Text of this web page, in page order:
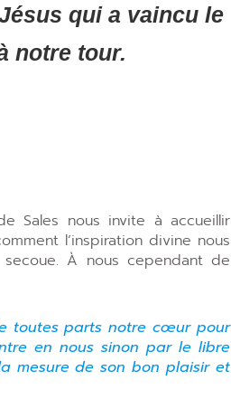
qui a vaincu le
notre tour.
Sales nous invite à accueillir
l’inspiration divine nous
À nous cependant de
toutes parts notre cœur pour
en nous sinon par le libre
mesure de son bon plaisir et